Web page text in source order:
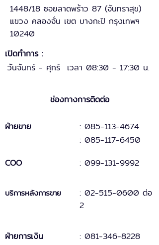
1448/18 ซอยลาดพร้าว 87 (จันทราสุข)
แขวง คลองจั่น เขต บางกะปิ กรุงเทพฯ
10240
เปิดทำการ :
วันจันทร์ - ศุกร์ เวลา 08:30 - 17:30 น.
ช่องทางการติดต่อ
ฝ่ายขาย
: 085-113-4674
: 085-117-6450
COO
: 099-131-9992
บริการหลังการขาย : 02-515-0600 ต่อ
2
ฝ่ายการเงิน : 081-346-8228